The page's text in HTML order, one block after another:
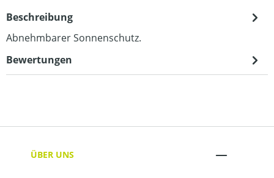
Beschreibung
Abnehmbarer Sonnenschutz.
Bewertungen
ÜBER UNS